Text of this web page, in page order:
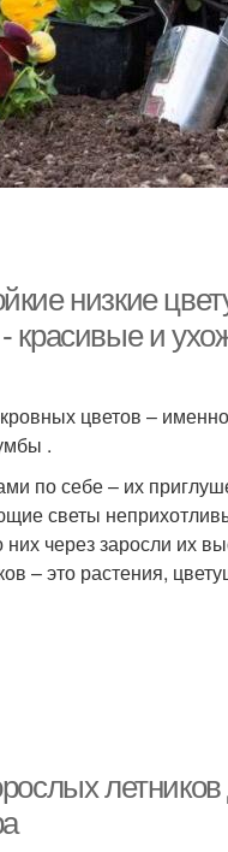
низкие
красивые и
цветов –
.
по себе – их
светы
через заросли их
– это растения,
летников